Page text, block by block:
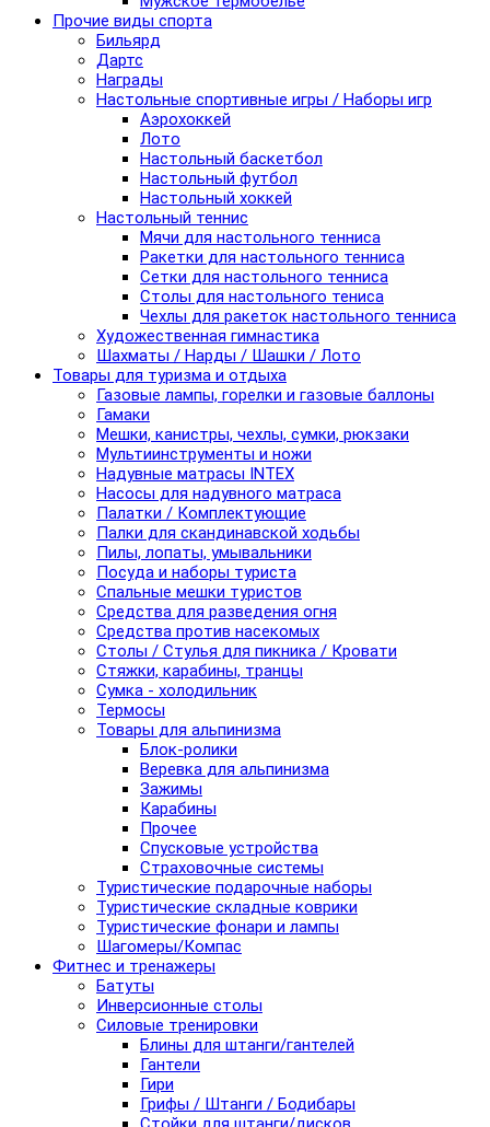
Прочие виды спорта
Бильярд
Дартс
Награды
Настольные спортивные игры / Наборы игр
Аэрохоккей
Лото
Настольный баскетбол
Настольный футбол
Настольный хоккей
Настольный теннис
Мячи для настольного тенниса
Ракетки для настольного тенниса
Сетки для настольного тенниса
Столы для настольного тениса
Чехлы для ракеток настольного тенниса
Художественная гимнастика
Шахматы / Нарды / Шашки / Лото
Товары для туризма и отдыха
Газовые лампы, горелки и газовые баллоны
Гамаки
Мешки, канистры, чехлы, сумки, рюкзаки
Мультиинструменты и ножи
Надувные матрасы INTEX
Насосы для надувного матраса
Палатки / Комплектующие
Палки для скандинавской ходьбы
Пилы, лопаты, умывальники
Посуда и наборы туриста
Спальные мешки туристов
Средства для разведения огня
Средства против насекомых
Столы / Стулья для пикника / Кровати
Стяжки, карабины, транцы
Сумка - холодильник
Термосы
Товары для альпинизма
Блок-ролики
Веревка для альпинизма
Зажимы
Карабины
Прочее
Спусковые устройства
Страховочные системы
Туристические подарочные наборы
Туристические складные коврики
Туристические фонари и лампы
Шагомеры/Компас
Фитнес и тренажеры
Батуты
Инверсионные столы
Силовые тренировки
Блины для штанги/гантелей
Гантели
Гири
Грифы / Штанги / Бодибары